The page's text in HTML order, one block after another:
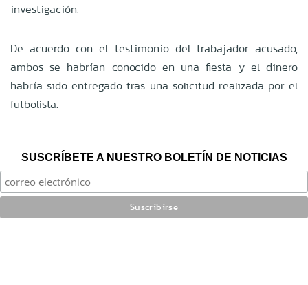
investigación.
De acuerdo con el testimonio del trabajador acusado,
ambos se habrían conocido en una fiesta y el dinero
habría sido entregado tras una solicitud realizada por el
futbolista.
SUSCRÍBETE A NUESTRO BOLETÍN DE NOTICIAS